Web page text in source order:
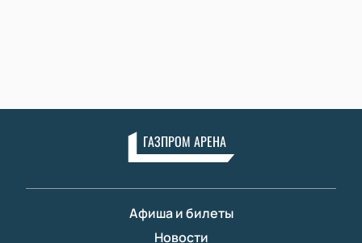
ГАЗПРОМ АРЕНА
Афиша и билеты
Новости